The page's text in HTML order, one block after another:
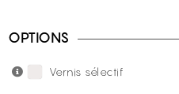
OPTIONS
Vernis sélectif